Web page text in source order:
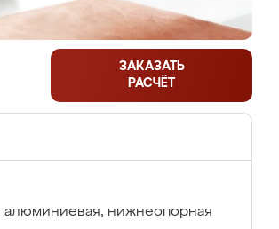
ЗАКАЗАТЬ
РАСЧЁТ
алюминиевая, нижнеопорная